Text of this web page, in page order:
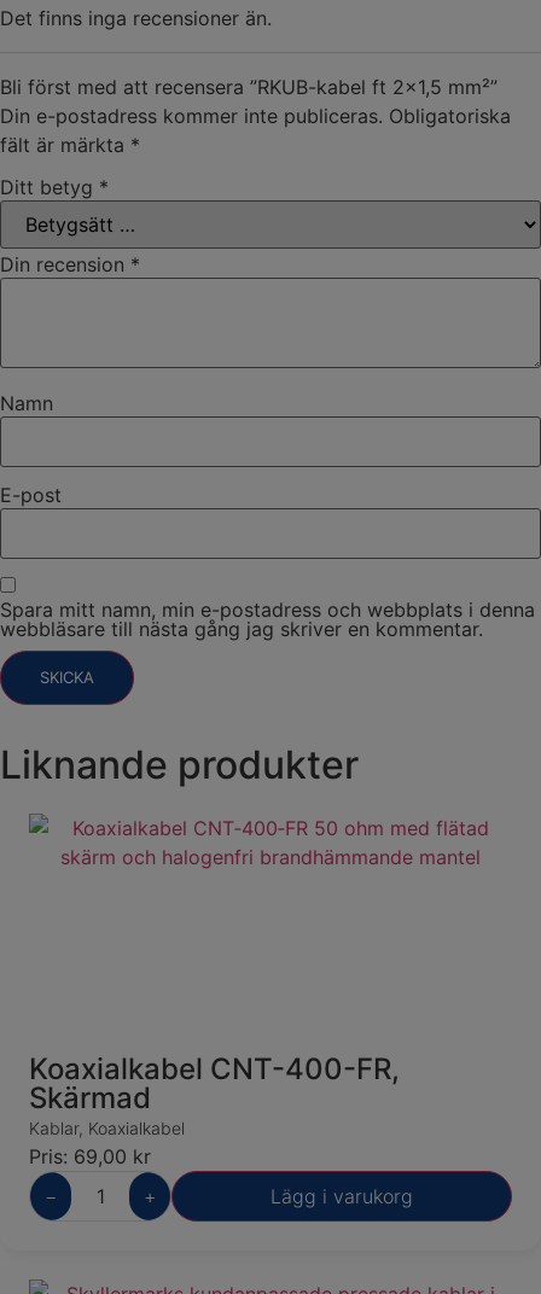
Det finns inga recensioner än.
Bli först med att recensera ”RKUB-kabel ft 2×1,5 mm²”
Din e-postadress kommer inte publiceras. Obligatoriska
fält är märkta *
Ditt betyg *
Din recension *
Namn
E-post
Spara mitt namn, min e-postadress och webbplats i denna
webbläsare till nästa gång jag skriver en kommentar.
Liknande produkter
Koaxialkabel CNT-400-FR,
Skärmad
Kablar, Koaxialkabel
Pris: 69,00 kr
−
+ Lägg i varukorg